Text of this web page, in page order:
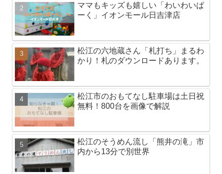
ママもキッズも嬉しい「わいわいぱ
ーく」イオンモール日吉津店
松江の六地蔵さん「札打ち」まるわ
かり！札のダウンロードあります。
松江市のおもてなし駐車場は土日祝
無料！800台を画像で解説
松江のそうめん流し「熊井の滝」市
内から13分で別世界